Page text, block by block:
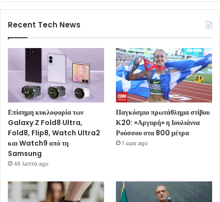
Recent Tech News
Επίσημη κυκλοφορία των
Galaxy Z Fold8 Ultra,
Fold8, Flip8, Watch Ultra2
και Watch9 από τη
Samsung
46 λεπτά ago
Παγκόσμιο πρωτάθλημα στίβου
Κ20: «Αργυρή» η Ιουλιάννα
Ρούσσου στα 800 μέτρα
1 ώρα ago